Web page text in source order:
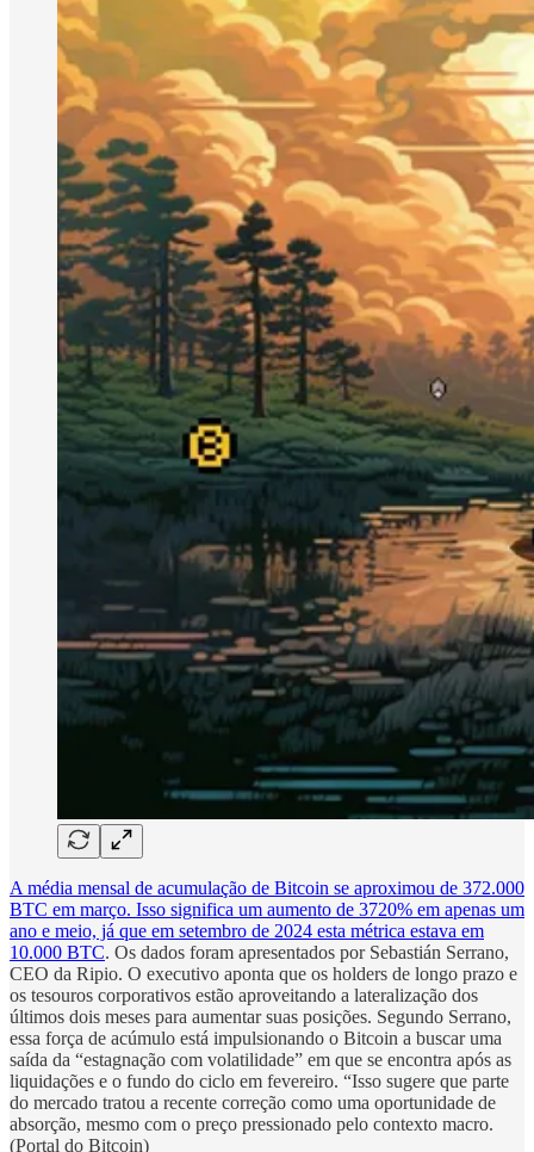
A média mensal de acumulação de Bitcoin se aproximou de 372.000
BTC em março. Isso significa um aumento de 3720% em apenas um
ano e meio, já que em setembro de 2024 esta métrica estava em
10.000 BTC. Os dados foram apresentados por Sebastián Serrano,
CEO da Ripio. O executivo aponta que os holders de longo prazo e
os tesouros corporativos estão aproveitando a lateralização dos
últimos dois meses para aumentar suas posições. Segundo Serrano,
essa força de acúmulo está impulsionando o Bitcoin a buscar uma
saída da “estagnação com volatilidade” em que se encontra após as
liquidações e o fundo do ciclo em fevereiro. “Isso sugere que parte
do mercado tratou a recente correção como uma oportunidade de
absorção, mesmo com o preço pressionado pelo contexto macro.
(Portal do Bitcoin)